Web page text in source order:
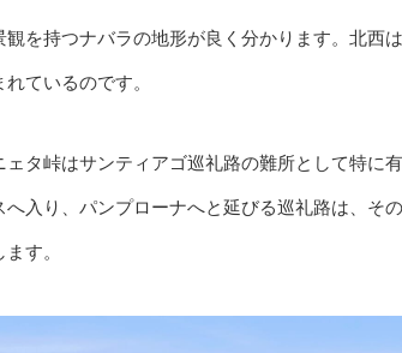
を持つナバラの地形が良く分かります。北西
ているのです。
タ峠はサンティアゴ巡礼路の難所として特に
入り、パンプローナへと延びる巡礼路は、そ
す。